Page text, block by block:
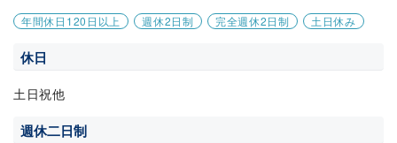
年間休日120日以上 週休2日制 完全週休2日制 土日休み
休日
土日祝他
週休二日制